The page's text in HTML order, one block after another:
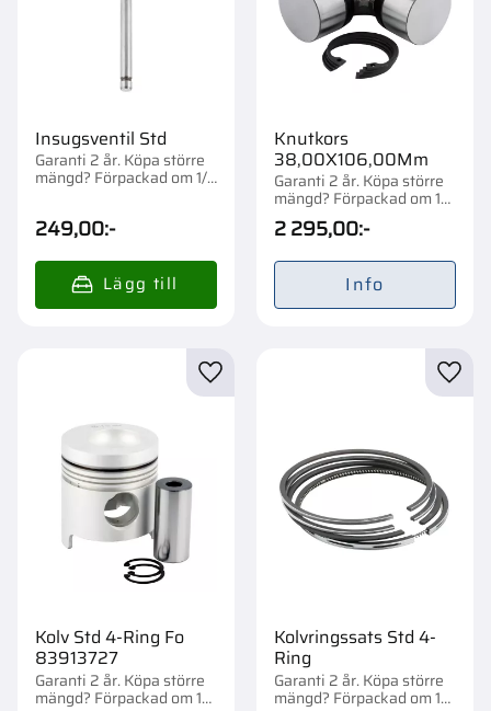
Insugsventil Std
Garanti 2 år. Köpa större
mängd? Förpackad om 1/4
249,00:-
Knutkors
38,00X106,00Mm
Garanti 2 år. Köpa större
mängd? Förpackad om 1
st.
2 295,00:-
Info
Kolv Std 4-Ring Fo
83913727
Garanti 2 år. Köpa större
mängd? Förpackad om 1
Lägg till i favoriter
Kolvringssats Std 4-
Ring
Garanti 2 år. Köpa större
mängd? Förpackad om 1